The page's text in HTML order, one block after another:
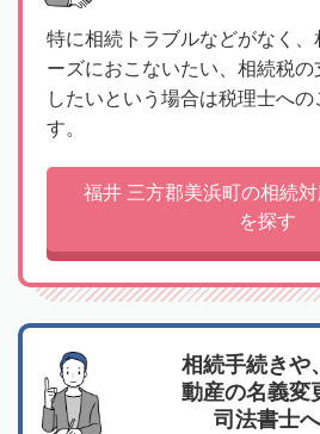
特に相続トラブルなどがなく、
ーズにおこないたい、相続税
したいという場合は税理士へ
す。
福井 三方郡美浜町の相続
を探す
相続手続きや
動産の名義変
司法書士へ